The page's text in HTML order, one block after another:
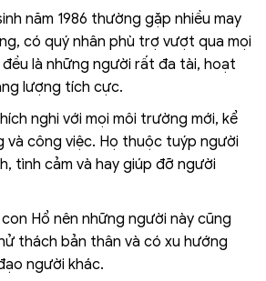
năm 1986 thường gặp nhiều may
có quý nhân phù trợ vượt qua mọi
là những người rất đa tài, hoạt
lượng tích cực.
nghi với mọi môi trường mới, kể
và công việc. Họ thuộc tuýp người
tình cảm và hay giúp đỡ người
Hổ nên những người này cũng
thách bản thân và có xu hướng
người khác.